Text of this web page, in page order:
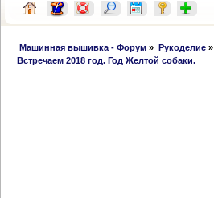
Машинная вышивка - Форум » Рукоделие»
Встречаем 2018 год. Год Желтой собаки.